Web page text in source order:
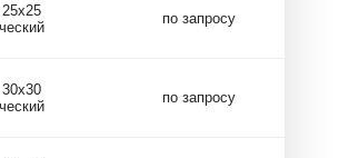
по запросу
по запросу